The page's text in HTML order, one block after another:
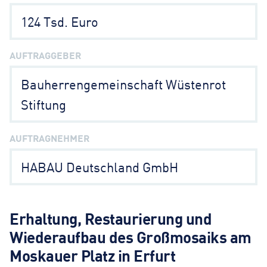
124 Tsd. Euro
AUFTRAGGEBER
Bauherrengemeinschaft Wüstenrot
Stiftung
AUFTRAGNEHMER
HABAU Deutschland GmbH
Erhaltung, Restaurierung und
Wiederaufbau des Großmosaiks am
Moskauer Platz in Erfurt